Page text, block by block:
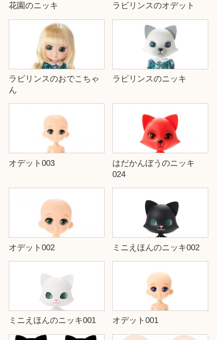
花園のニッキ ラビリンスのオデット
ラビリンスのおでこちゃ
ん
ラビリンスのニッキ
オデット003
はだかんぼうのニッキ
024
オデット002 ミニえほんのニッキ002
ミニえほんのニッキ001 オデット001